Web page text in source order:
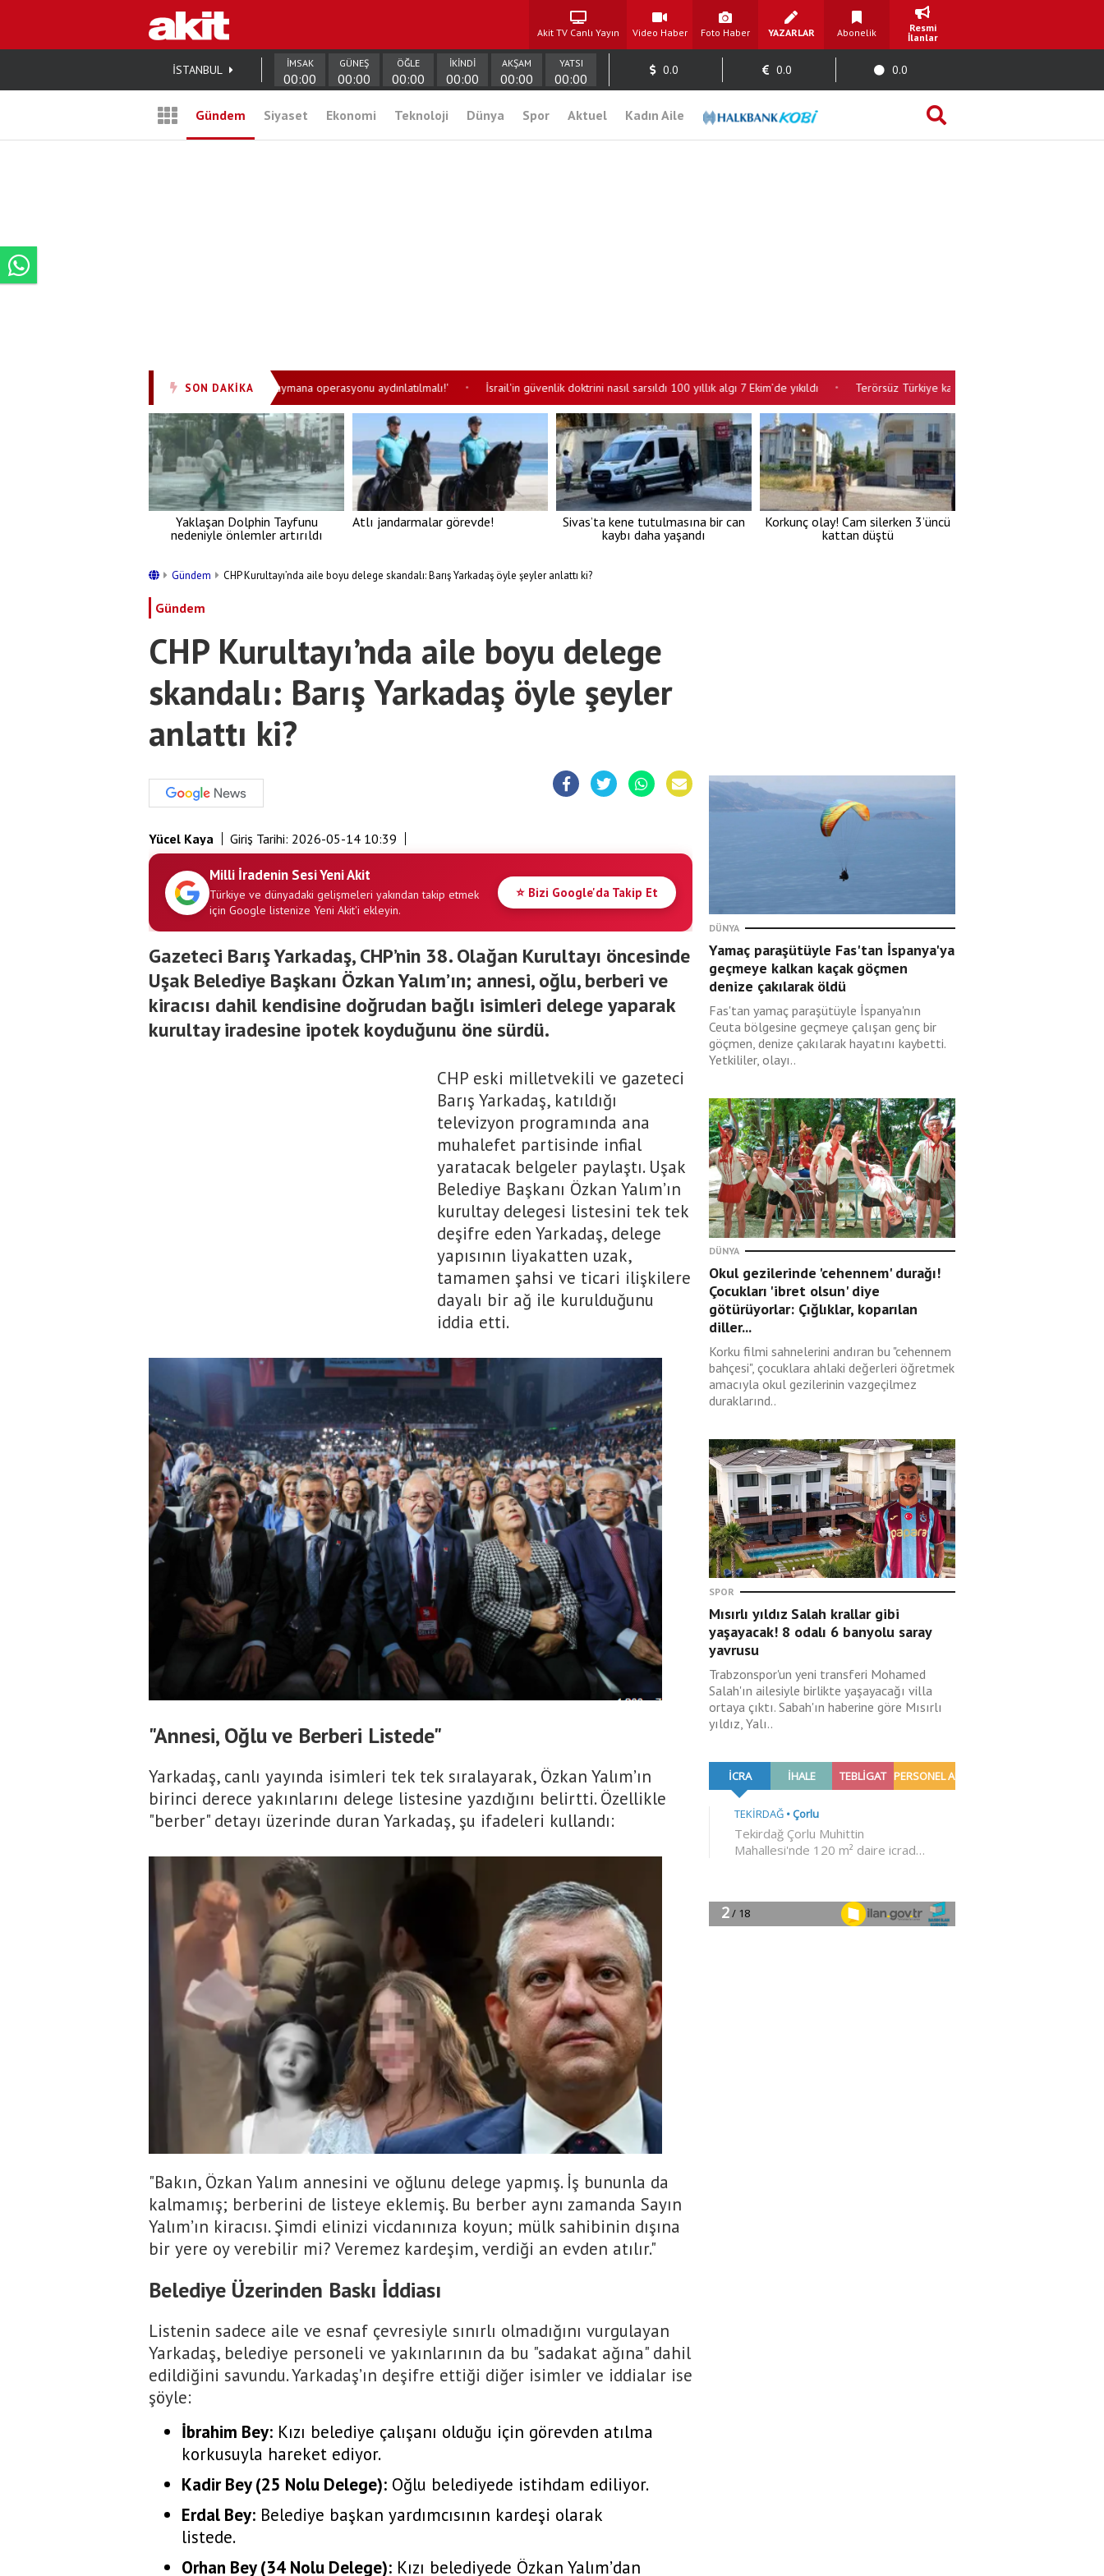
Akit TV Canlı Yayın Video Haber Foto Haber YAZARLAR Abonelik
Resmi
İlanlar
İSTANBUL İMSAK
00:00
GÜNEŞ
00:00
ÖĞLE
00:00
İKİNDİ
00:00
AKŞAM
00:00
YATSI
00:00
0.0 0.0 0.0
Gündem Siyaset Ekonomi Teknoloji Dünya Spor Aktuel Kadın Aile
SON DAKİKA
iddiası! HÜDA PAR Milletvekili Dinç: 'Haymana operasyonu aydınlatılmalı!' • İsrail'in güvenlik doktrini nasıl sarsıldı 100 yıllık algı 7 Ekim’de yıkıldı • Terörsüz Türkiye kanunu: Çerçeve yasa kabul edildi
Yaklaşan Dolphin Tayfunu
nedeniyle önlemler artırıldı
Atlı jandarmalar görevde!
Sivas’ta kene tutulmasına bir can
kaybı daha yaşandı
Korkunç olay! Cam silerken 3’üncü
kattan düştü
Gündem CHP Kurultayı’nda aile boyu delege skandalı: Barış Yarkadaş öyle şeyler anlattı ki?
Gündem
CHP Kurultayı’nda aile boyu delege
skandalı: Barış Yarkadaş öyle şeyler
anlattı ki?
Yücel Kaya Giriş Tarihi: 2026-05-14 10:39
Milli İradenin Sesi Yeni Akit
Türkiye ve dünyadaki gelişmeleri yakından takip etmek
için Google listenize Yeni Akit'i ekleyin.
⭐ Bizi Google'da Takip Et
Gazeteci Barış Yarkadaş, CHP’nin 38. Olağan Kurultayı öncesinde
Uşak Belediye Başkanı Özkan Yalım’ın; annesi, oğlu, berberi ve
kiracısı dahil kendisine doğrudan bağlı isimleri delege yaparak
kurultay iradesine ipotek koyduğunu öne sürdü.
CHP eski milletvekili ve gazeteci
Barış Yarkadaş, katıldığı
televizyon programında ana
muhalefet partisinde infial
yaratacak belgeler paylaştı. Uşak
Belediye Başkanı Özkan Yalım’ın
kurultay delegesi listesini tek tek
deşifre eden Yarkadaş, delege
yapısının liyakatten uzak,
tamamen şahsi ve ticari ilişkilere
dayalı bir ağ ile kurulduğunu
iddia etti.
"Annesi, Oğlu ve Berberi Listede"
Yarkadaş, canlı yayında isimleri tek tek sıralayarak, Özkan Yalım’ın
birinci derece yakınlarını delege listesine yazdığını belirtti. Özellikle
"berber" detayı üzerinde duran Yarkadaş, şu ifadeleri kullandı:
"Bakın, Özkan Yalım annesini ve oğlunu delege yapmış. İş bununla da
kalmamış; berberini de listeye eklemiş. Bu berber aynı zamanda Sayın
Yalım’ın kiracısı. Şimdi elinizi vicdanınıza koyun; mülk sahibinin dışına
bir yere oy verebilir mi? Veremez kardeşim, verdiği an evden atılır."
Belediye Üzerinden Baskı İddiası
Listenin sadece aile ve esnaf çevresiyle sınırlı olmadığını vurgulayan
Yarkadaş, belediye personeli ve yakınlarının da bu "sadakat ağına" dahil
edildiğini savundu. Yarkadaş’ın deşifre ettiği diğer isimler ve iddialar ise
şöyle:
İbrahim Bey: Kızı belediye çalışanı olduğu için görevden atılma
korkusuyla hareket ediyor.
Kadir Bey (25 Nolu Delege): Oğlu belediyede istihdam ediliyor.
Erdal Bey: Belediye başkan yardımcısının kardeşi olarak
listede.
Orhan Bey (34 Nolu Delege): Kızı belediyede Özkan Yalım’dan
DÜNYA
Yamaç paraşütüyle Fas'tan İspanya'ya
geçmeye kalkan kaçak göçmen
denize çakılarak öldü
Fas'tan yamaç paraşütüyle İspanya'nın
Ceuta bölgesine geçmeye çalışan genç bir
göçmen, denize çakılarak hayatını kaybetti.
Yetkililer, olayı..
DÜNYA
Okul gezilerinde 'cehennem' durağı!
Çocukları 'ibret olsun' diye
götürüyorlar: Çığlıklar, koparılan
diller...
Korku filmi sahnelerini andıran bu "cehennem
bahçesi", çocuklara ahlaki değerleri öğretmek
amacıyla okul gezilerinin vazgeçilmez
duraklarınd..
SPOR
Mısırlı yıldız Salah krallar gibi
yaşayacak! 8 odalı 6 banyolu saray
yavrusu
Trabzonspor'un yeni transferi Mohamed
Salah'ın ailesiyle birlikte yaşayacağı villa
ortaya çıktı. Sabah'ın haberine göre Mısırlı
yıldız, Yalı..